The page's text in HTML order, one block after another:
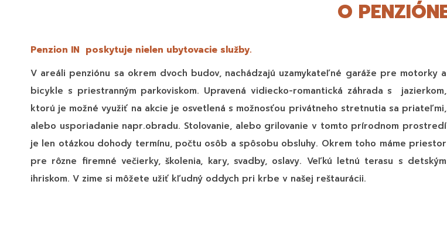
Penzion IN poskytuje nielen ubytovacie služby.
V areáli penziónu sa okrem dvoch budov, nachádzajú uzamykateľné garáže pre motorky a
bicykle s priestranným parkoviskom. Upravená vidiecko-romantická záhrada s jazierkom,
ktorú je možné využiť na akcie je osvetlená s možnosťou privátneho stretnutia sa priateľmi,
alebo usporiadanie napr.obradu. Stolovanie, alebo grilovanie v tomto prírodnom prostredí
je len otázkou dohody termínu, počtu osôb a spôsobu obsluhy. Okrem toho máme priestor
pre rôzne firemné večierky, školenia, kary, svadby, oslavy. Veľkú letnú terasu s detským
ihriskom. V zime si môžete užiť kľudný oddych pri krbe v našej reštaurácii.